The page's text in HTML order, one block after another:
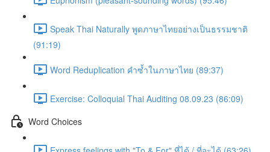
Speak Thai Naturally พูดภาษาไทยอย่างเป็นธรรมชาติ
(91:19)
Word Reduplication คำซ้ำในภาษาไทย (89:37)
Exercise: Colloquial Thai Auditing 08.09.23 (86:09)
Word Choices